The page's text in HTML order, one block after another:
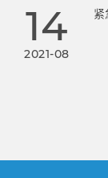
14
2021-08